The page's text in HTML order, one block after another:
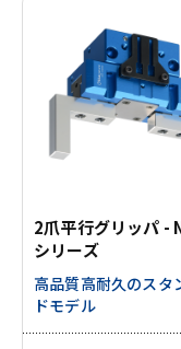
2爪平行グリッパ -
シリーズ
高品質高耐久のスタ
ドモデル